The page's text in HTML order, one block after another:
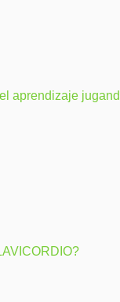
aprendizaje